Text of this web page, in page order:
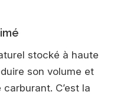
stocké à haute
son volume et
C’est la